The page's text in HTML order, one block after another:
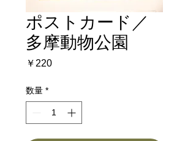
ポストカード／
多摩動物公園
￥220価
数量 *